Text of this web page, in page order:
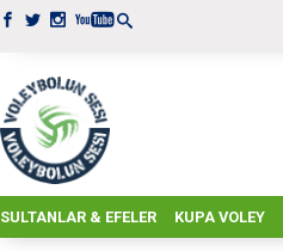
SULTANLAR & EFELER KUPA VOLEY